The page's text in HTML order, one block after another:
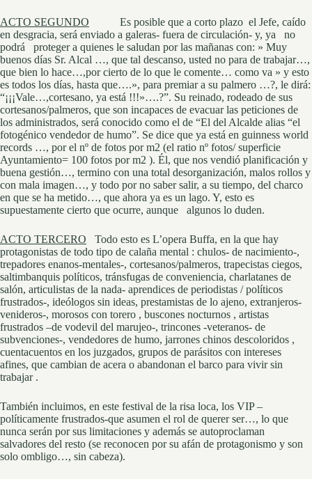
ACTO SEGUNDO Es posible que a corto plazo el Jefe, caído
en desgracia, será enviado a galeras- fuera de circulación- y, ya no
podrá proteger a quienes le saludan por las mañanas con: » Muy
buenos días Sr. Alcal …, que tal descanso, usted no para de trabajar…,
que bien lo hace…,por cierto de lo que le comente… como va » y esto
es todos los días, hasta que….», para premiar a su palmero …?, le dirá:
“¡¡¡Vale…,cortesano, ya está !!!»….?”. Su reinado, rodeado de sus
cortesanos/palmeros, que son incapaces de evacuar las peticiones de
los administrados, será conocido como el de “El del Alcalde alias “el
fotogénico vendedor de humo”. Se dice que ya está en guinness world
records …, por el nº de fotos por m2 (el ratio nº fotos/ superficie
Ayuntamiento= 100 fotos por m2 ). Él, que nos vendió planificación y
buena gestión…, termino con una total desorganización, malos rollos y
con mala imagen…, y todo por no saber salir, a su tiempo, del charco
en que se ha metido…, que ahora ya es un lago. Y, esto es
supuestamente cierto que ocurre, aunque algunos lo duden.
ACTO TERCERO Todo esto es L’opera Buffa, en la que hay
protagonistas de todo tipo de calaña mental : chulos- de nacimiento-,
trepadores enanos-mentales-, cortesanos/palmeros, trapecistas ciegos,
saltimbanquis políticos, tránsfugas de conveniencia, charlatanes de
salón, articulistas de la nada- aprendices de periodistas / políticos
frustrados-, ideólogos sin ideas, prestamistas de lo ajeno, extranjeros-
venideros-, morosos con torero , buscones nocturnos , artistas
frustrados –de vodevil del marujeo-, trincones -veteranos- de
subvenciones-, vendedores de humo, jarrones chinos descoloridos ,
cuentacuentos en los juzgados, grupos de parásitos con intereses
afines, que cambian de acera o abandonan el barco para vivir sin
trabajar .
También incluimos, en este festival de la risa loca, los VIP –
políticamente frustrados-que asumen el rol de querer ser…, lo que
nunca serán por sus limitaciones y además se autoproclaman
salvadores del resto (se reconocen por su afán de protagonismo y son
solo ombligo…, sin cabeza).